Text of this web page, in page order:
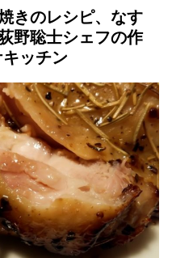
きのレシピ、なす
野聡士シェフの作
ッチン